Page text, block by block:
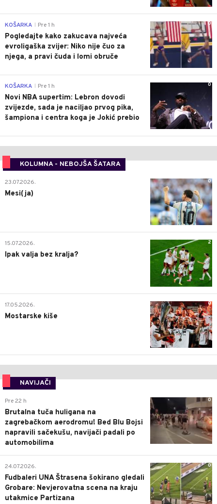
0
KOŠARKA Pre 1 h
Pogledajte kako zakucava najveća
evroligaška zvijer: Niko nije čuo za
njega, a pravi čuda i lomi obruče
0
KOŠARKA Pre 1 h
Novi NBA supertim: Lebron dovodi
zvijezde, sada je naciljao prvog pika,
šampiona i centra koga je Jokić prebio
KOLUMNA - NEBOJŠA ŠATARA
0
23.07.2026.
Mesi(ja)
2
15.07.2026.
Ipak valja bez kralja?
0
17.05.2026.
Mostarske kiše
NAVIJAČI
0
Pre 22 h
Brutalna tuča huligana na
zagrebačkom aerodromu! Bed Blu Bojsi
napravili sačekušu, navijači padali po
automobilima
0
24.07.2026.
Fudbaleri UNA Štrasena šokirano gledali
Grobare: Nevjerovatna scena na kraju
utakmice Partizana